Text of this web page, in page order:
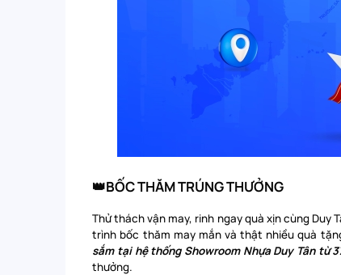
👑BỐC THĂM TRÚNG THƯỞNG
Thử thách vận may, rinh ngay quà xịn cùng Duy
trình bốc thăm may mắn và thật nhiều quà
sắm tại hệ thống Showroom Nhựa Duy Tân từ
thưởng.